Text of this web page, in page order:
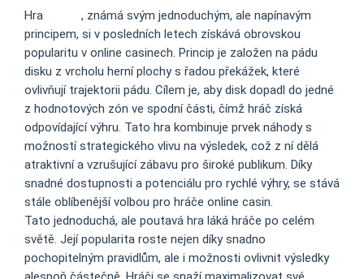
Hra
, známá svým jednoduchým, ale napínavým
principem, si v posledních letech získává obrovskou
popularitu v online casinech. Princip je založen na pádu
disku z vrcholu herní plochy s řadou překážek, které
ovlivňují trajektorii pádu. Cílem je, aby disk dopadl do jedné
z hodnotových zón ve spodní části, čímž hráč získá
odpovídající výhru. Tato hra kombinuje prvek náhody s
možností strategického vlivu na výsledek, což z ní dělá
atraktivní a vzrušující zábavu pro široké publikum. Díky
snadné dostupnosti a potenciálu pro rychlé výhry, se stává
stále oblíbenější volbou pro hráče online casin.
Tato jednoduchá, ale poutavá hra láká hráče po celém
světě. Její popularita roste nejen díky snadno
pochopitelným pravidlům, ale i možnosti ovlivnit výsledky